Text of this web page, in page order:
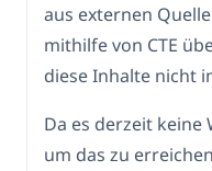
aus externen
mithilfe von CTE
diese Inhalte nicht
Da es derzeit keine
um das zu